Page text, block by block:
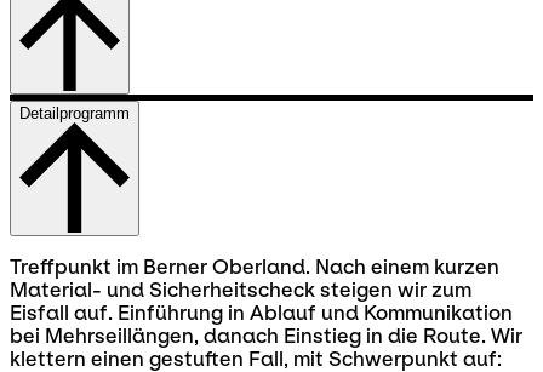
Detailprogramm
Treffpunkt im Berner Oberland. Nach einem kurzen
Material- und Sicherheitscheck steigen wir zum
Eisfall auf. Einführung in Ablauf und Kommunikation
bei Mehrseillängen, danach Einstieg in die Route. Wir
klettern einen gestuften Fall, mit Schwerpunkt auf: